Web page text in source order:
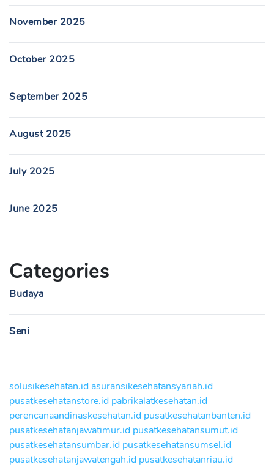
November 2025
October 2025
September 2025
August 2025
July 2025
June 2025
Categories
Budaya
Seni
solusikesehatan.id asuransikesehatansyariah.id
pusatkesehatanstore.id pabrikalatkesehatan.id
perencanaandinaskesehatan.id pusatkesehatanbanten.id
pusatkesehatanjawatimur.id pusatkesehatansumut.id
pusatkesehatansumbar.id pusatkesehatansumsel.id
pusatkesehatanjawatengah.id pusatkesehatanriau.id